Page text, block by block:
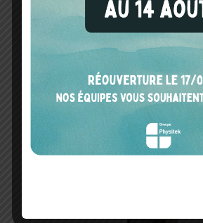
HOLSTER FENX (...)